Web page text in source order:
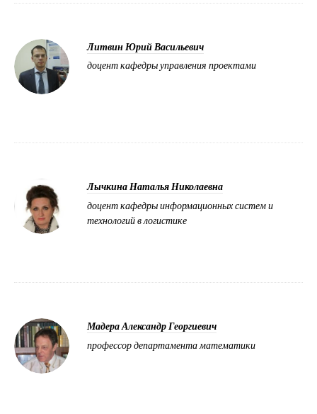
Литвин Юрий Васильевич
доцент кафедры управления проектами
Лычкина Наталья Николаевна
доцент кафедры информационных систем и
технологий в логистике
Мадера Александр Георгиевич
профессор департамента математики